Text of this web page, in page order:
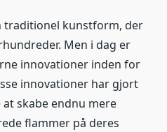
kunstform, der
Men i dag er
innovationer inden for
innovationer har gjort
skabe endnu mere
flammer på deres